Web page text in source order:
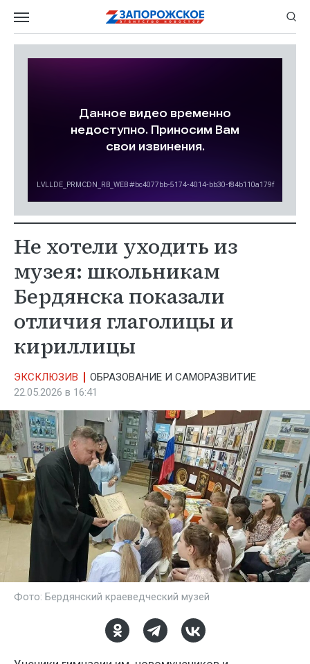
Не хотели уходить из
музея: школьникам
Бердянска показали
отличия глаголицы и
кириллицы
ЭКСКЛЮЗИВ
ОБРАЗОВАНИЕ И САМОРАЗВИТИЕ
22.05.2026 в 16:41
Фото: Бердянский краеведческий музей